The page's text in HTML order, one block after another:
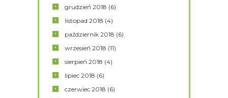
grudzień2018 (6)
listopad2018 (4)
październik2018 (6)
wrzesień2018 (11)
sierpień2018 (4)
lipiec2018 (6)
czerwiec2018 (6)